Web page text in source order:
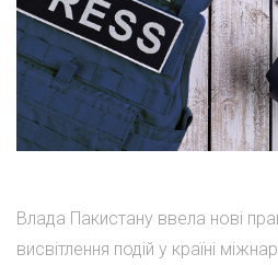
Влада Пакистану ввела нові
висвітлення подій у країні